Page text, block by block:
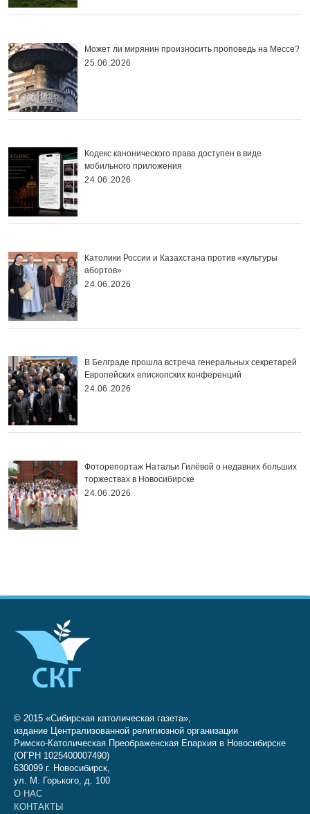
Может ли мирянин произносить проповедь на Мессе?
25.06.2026
Кодекс канонического права доступен в виде
мобильного приложения
24.06.2026
Католики России и Казахстана против «культуры
абортов»
24.06.2026
В Белграде прошла встреча генеральных секретарей
Европейских епископских конференций
24.06.2026
Фоторепортаж Натальи Гилёвой о недавних больших
торжествах в Новосибирске
24.06.2026
© 2015 «Сибирская католическая газета»,
издание Централизованной религиозной организации
Римско-Католическая Преображенская Епархия в Новосибирске
(ОГРН 1025400007490)
630099 г. Новосибирск,
ул. М. Горького, д. 100
О НАС
КОНТАКТЫ